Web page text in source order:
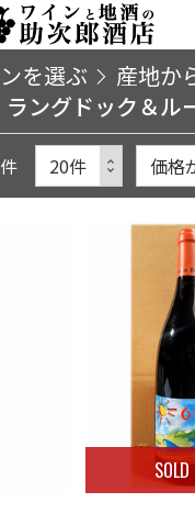
を選ぶ
産地か
ラングドック＆ル
件